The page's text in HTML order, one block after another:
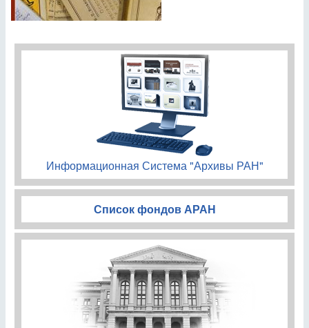
Информационная Система "Архивы РАН"
Список фондов АРАН